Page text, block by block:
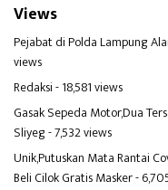
Views
Pejabat di Polda Lampung
views
Redaksi- 18,581 views
Gasak Sepeda Motor,Dua
Sliyeg- 7,532 views
Unik,Putuskan Mata Rantai
Beli Cilok Gratis Masker-